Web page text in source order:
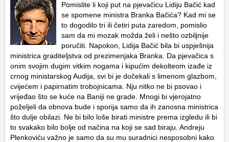
Pomislite li koji put na pjevačicu Lidiju Bačić kad
se spomene ministra Branka Bačića? Kad mi se
to dogodilo tri ili četiri puta zaredom, pomislio
sam da mi mozak možda želi i nešto ozbiljnije
poručiti. Napokon, Lidija Bačić bila bi uspješnija
ministrica graditeljstva od prezimenjaka Branka. Da pjevačica s
onim svojim dugim vitkim nogama i kipućim dekolteom izađe iz
crnog ministarskog Audija, svi bi je dočekali s limenom glazbom,
cvijećem i papirnatim trobojnicama. Nju nitko ne bi psovao i
vrijeđao što se kuće na Baniji ne grade. Mnogi bi vjerojatno
poželjeli da obnova bude i sporija samo da ih zanosna ministrica
što dulje obilazi. Ne bi bilo loše birati ministre prema izgledu ili bi
to svakako bilo bolje od načina na koji se sad biraju. Andreju
Plenkoviću važno je samo da su mu suradnici nesposobni kako